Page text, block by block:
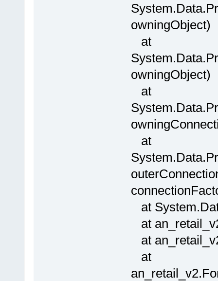
owningObject)
at
owningObject)
at
at
at
at
at
at